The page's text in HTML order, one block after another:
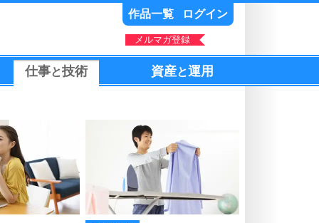
作品一覧 ログイン
メルマガ登録
仕事と技術 資産と運用